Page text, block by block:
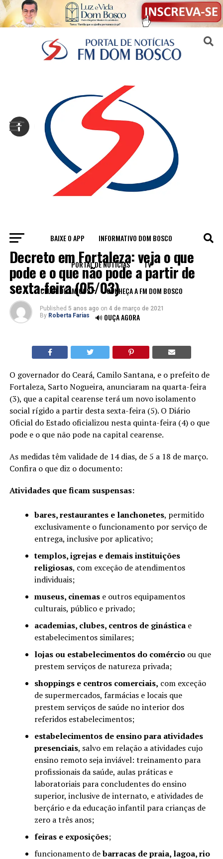
BAIXE O APP INFORMATIVO DOM BOSCO
PORTAL DE NOTÍCIAS TV
CLUBE DE AMIGOS CONHEÇA A FM DOM BOSCO
🔊 OUÇA AGORA
NOTÍCIAS
Decreto em Fortaleza: veja o que
pode e o que não pode a partir de
sexta-feira (05/03)
Published 5 anos ago on 4 de março de 2021
By Roberta Farias
O governador do Ceará, Camilo Santana, e o prefeito de
Fortaleza, Sarto Nogueira, anunciaram na quarta-feira
(3), que a capital cearense terá um novo isolamento
social rígido a partir desta sexta-feira (5). O Diário
Oficial do Estado oficializou nesta quinta-feira (4) o que
pode e o que não pode na capital cearense.
As medidas têm validade de 14 dias, de 5 a 18 de março.
Confira o que diz o documento:
Atividades que ficam suspensas:
bares, restaurantes e lanchonetes, permitido
exclusivamente o funcionamento por serviço de
entrega, inclusive por aplicativo;
templos, igrejas e demais instituições
religiosas, com exceção de atendimentos
individuais;
museus, cinemase outros equipamentos
culturais, público e privado;
academias, clubes, centros de ginásticae
estabelecimentos similares;
lojas ou estabelecimentos do comércioou que
prestem serviços de natureza privada;
shoppings e centros comerciais, com exceção
de supermercados, farmácias e locais que
prestem serviços de saúde no interior dos
referidos estabelecimentos;
estabelecimentos de ensino para atividades
presenciais, salvo em relação a atividades cujo
ensino remoto seja inviável: treinamento para
profissionais da saúde, aulas práticas e
laboratoriais para concludentes do ensino
superior, inclusive de internato, e atividades de
berçário e da educação infantil para crianças de
zero a três anos;
feiras e exposições;
funcionamento debarracas de praia, lagoa, rio
Sair da versão mobile